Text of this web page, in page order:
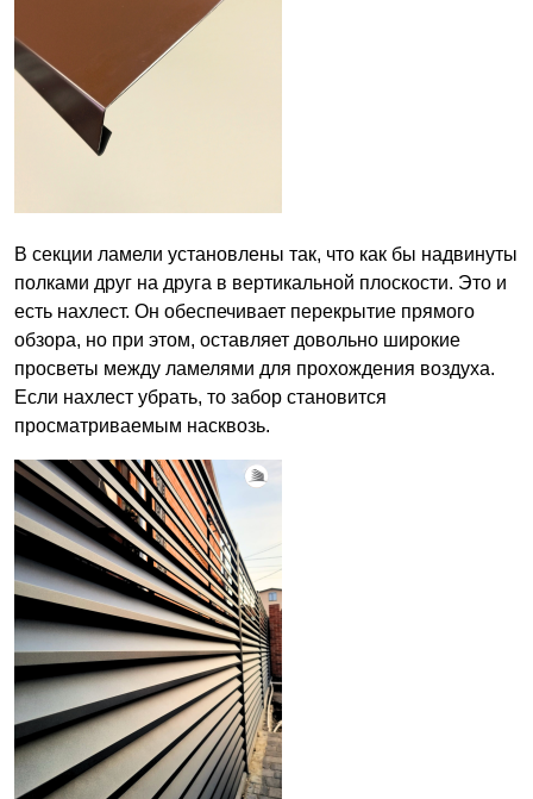
В секции ламели установлены так, что как бы надвинуты
полками друг на друга в вертикальной плоскости. Это и
есть нахлест. Он обеспечивает перекрытие прямого
обзора, но при этом, оставляет довольно широкие
просветы между ламелями для прохождения воздуха.
Если нахлест убрать, то забор становится
просматриваемым насквозь.